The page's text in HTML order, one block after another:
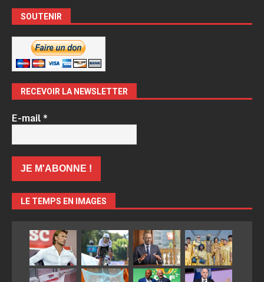
SOUTENIR
RECEVOIR LA NEWSLETTER
E-mail*
LE TEMPS EN IMAGES